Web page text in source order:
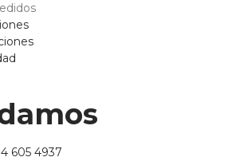
605 4937